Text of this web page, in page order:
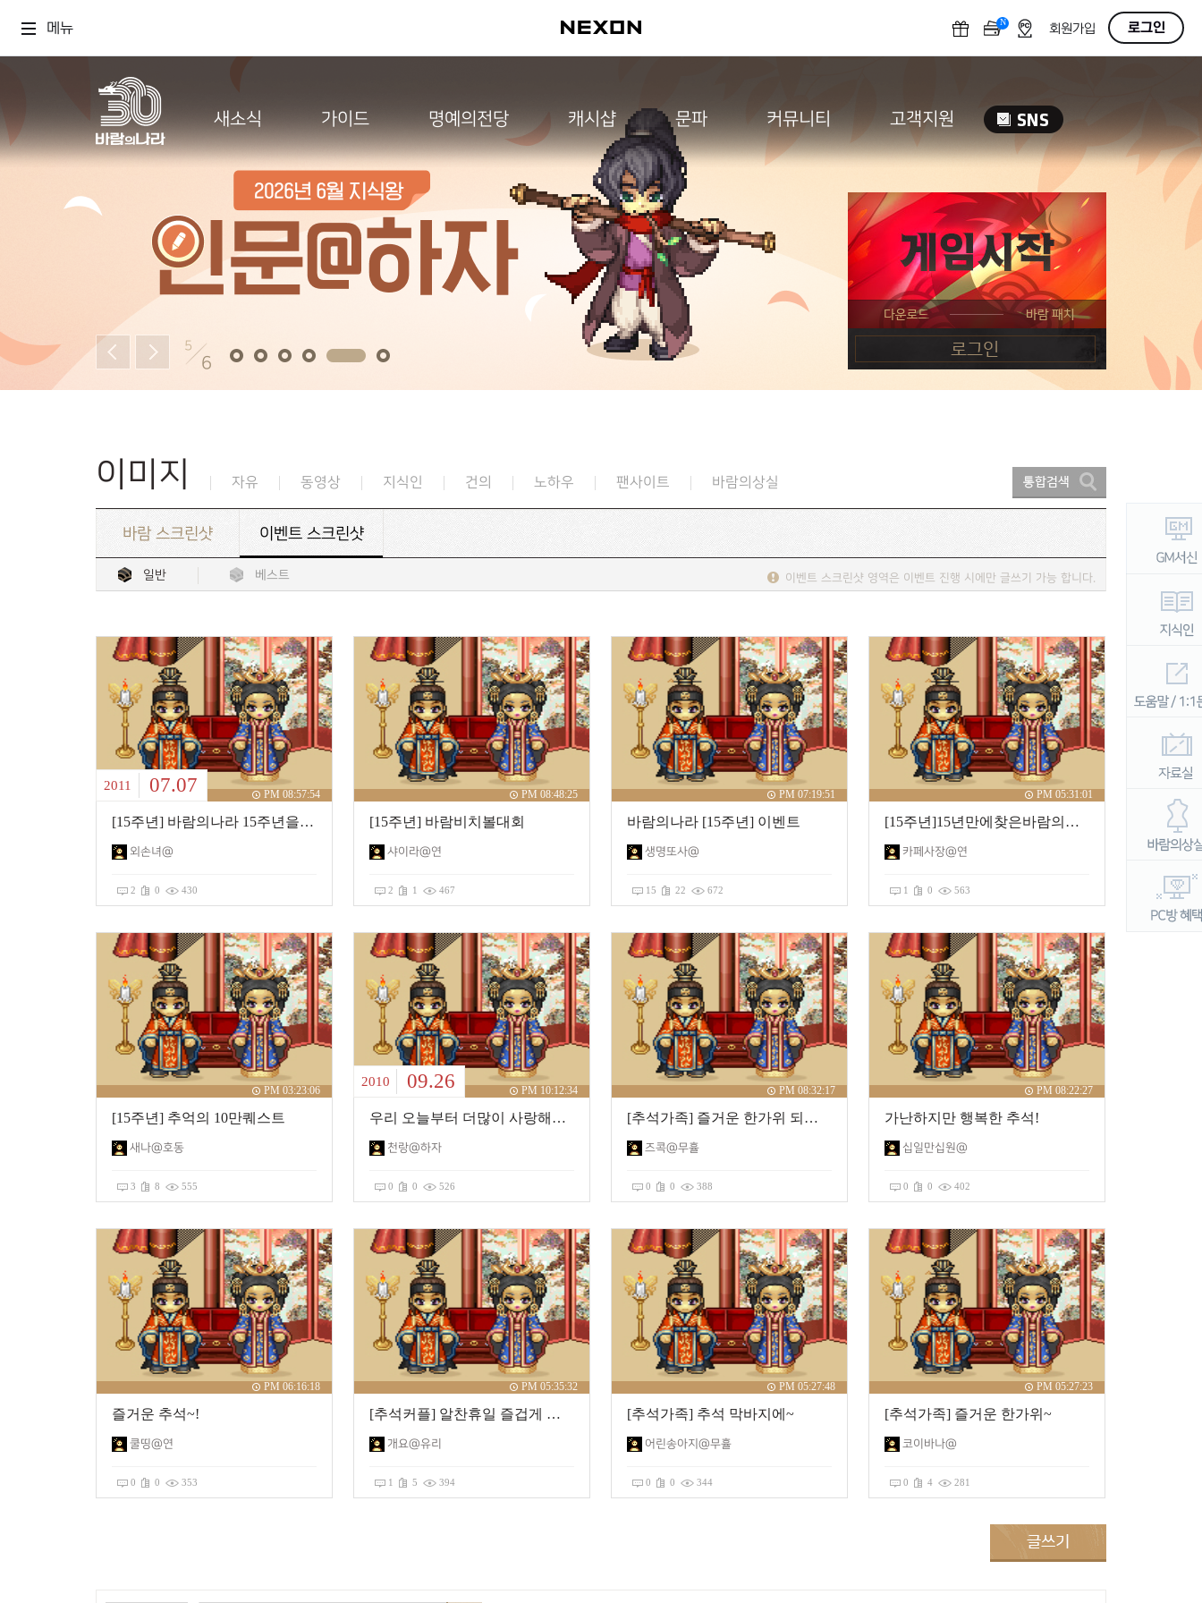
메뉴 N OFF회원가입 로그인
새소식 가이드 명예의전당 캐시샵 문파 커뮤니티 고객지원
5
6
이미지 자유 동영상 지식인 건의 노하우 팬사이트 바람의상실
바람 스크린샷 이벤트 스크린샷
일반 베스트 이벤트 스크린샷 영역은 이벤트 진행 시에만 글쓰기 가능 합니다.
2011 07.07 PM 08:57:54
[15주년] 바람의나라 15주년을 축하해 주기 위해 모인 사람들
외손녀@
2 0 430
PM 08:48:25
[15주년] 바람비치볼대회
샤이라@연
2 1 467
PM 07:19:51
바람의나라 [15주년] 이벤트
생명또사@
15 22 672
PM 05:31:01
[15주년]15년만에찾은바람의나라
카페사장@연
1 0 563
PM 03:23:06
[15주년] 추억의 10만퀘스트
새나@호동
3 8 555
2010 09.26 PM 10:12:34
우리 오늘부터 더많이 사랑해요♥
천랑@하자
0 0 526
PM 08:32:17
[추석가족] 즐거운 한가위 되세요
즈콕@무휼
0 0 388
PM 08:22:27
가난하지만 행복한 추석!
십일만십원@
0 0 402
PM 06:16:18
즐거운 추석~!
쿨띵@연
0 0 353
PM 05:35:32
[추석커플] 알찬휴일 즐겁게 보내세요~
개요@유리
1 5 394
PM 05:27:48
[추석가족] 추석 막바지에~
어린송아지@무휼
0 0 344
PM 05:27:23
[추석가족] 즐거운 한가위~
코이바나@
0 4 281